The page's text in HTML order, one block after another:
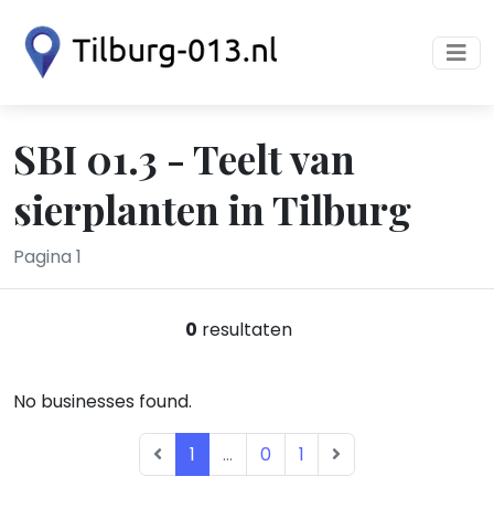
SBI 01.3 - Teelt van
sierplanten in Tilburg
Pagina 1
0 resultaten
No businesses found.
1 ... 0 1